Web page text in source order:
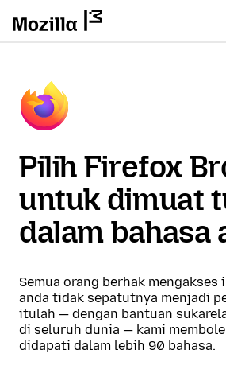
Pilih Firefox
untuk dimuat
dalam bahasa
Semua orang berhak
anda tidak sepatutnya menjadi
itulah — dengan bantuan
di seluruh dunia — kami
didapati dalam lebih 90 bahasa.